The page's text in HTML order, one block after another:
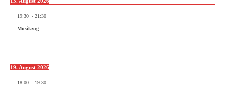
19:30 - 21:30
Musikzug
19. August 2026
18:00 - 19:30